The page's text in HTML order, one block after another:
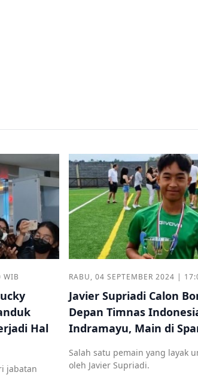
WIB
Hal
jabatan
RABU, 04 SEPTEMBER 2024 |
Javier Supriadi Calon
Depan Timnas
Indramayu, Main di
Salah satu pemain yang layak
oleh Javier Supriadi.